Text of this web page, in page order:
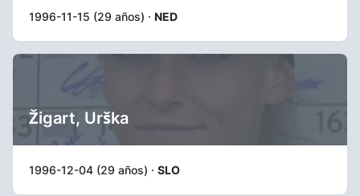
1996-11-15 (29 años) · NED
Žigart, Urška
1996-12-04 (29 años) · SLO